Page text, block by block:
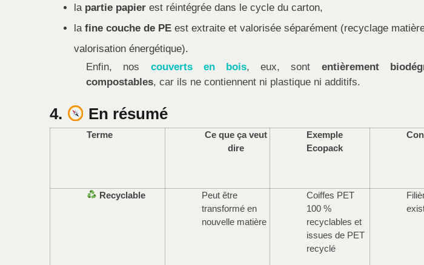
la partie papier est réintégrée dans le cycle du carton,
la fine couche de PE est extraite et valorisée séparément (recyclage
valorisation énergétique).
Enfin, nos couverts en bois, eux, sont entièrement
compostables, car ils ne contiennent ni plastique ni additifs.
4. En résumé
Terme
Ce que ça veut
dire
Exemple
Ecopack
Recyclable
Peut être
transformé en
nouvelle matière
Coiffes PET
100 %
recyclables et
issues de PET
recyclé